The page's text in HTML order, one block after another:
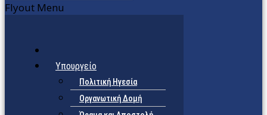
Flyout Menu
Υπουργείο
Πολιτική Ηγεσία
Οργανωτική Δομή